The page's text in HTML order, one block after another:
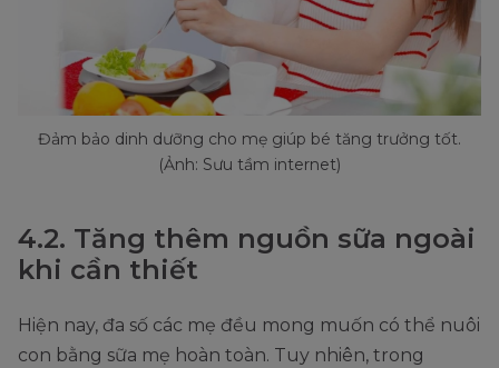
Đảm bảo dinh dưỡng cho mẹ giúp bé tăng trưởng tốt.
(Ảnh: Sưu tầm internet)
4.2. Tăng thêm nguồn sữa ngoài
khi cần thiết
Hiện nay, đa số các mẹ đều mong muốn có thể nuôi
con bằng sữa mẹ hoàn toàn. Tuy nhiên, trong